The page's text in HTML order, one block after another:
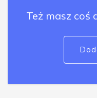
Też masz coś